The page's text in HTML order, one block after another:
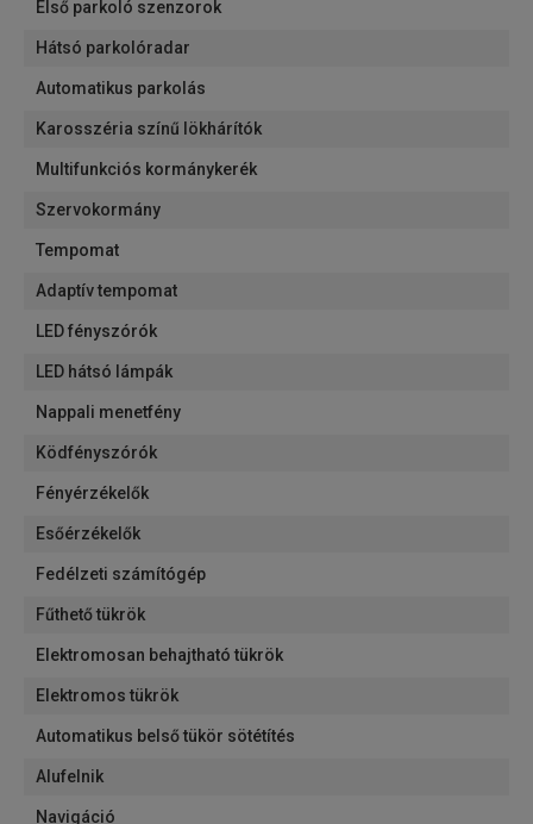
Első parkoló szenzorok
Hátsó parkolóradar
Automatikus parkolás
Karosszéria színű lökhárítók
Multifunkciós kormánykerék
Szervokormány
Tempomat
Adaptív tempomat
LED fényszórók
LED hátsó lámpák
Nappali menetfény
Ködfényszórók
Fényérzékelők
Esőérzékelők
Fedélzeti számítógép
Fűthető tükrök
Elektromosan behajtható tükrök
Elektromos tükrök
Automatikus belső tükör sötétítés
Alufelnik
Navigáció